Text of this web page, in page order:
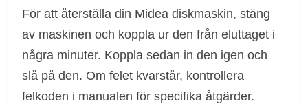
För att återställa din Midea diskmaskin, stäng
av maskinen och koppla ur den från eluttaget i
några minuter. Koppla sedan in den igen och
slå på den. Om felet kvarstår, kontrollera
felkoden i manualen för specifika åtgärder.